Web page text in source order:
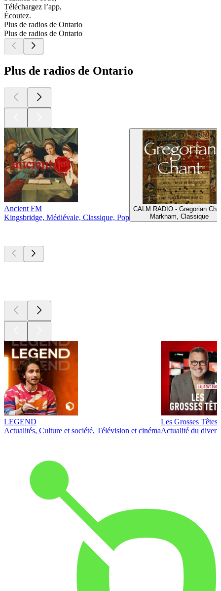
Téléchargez l’app,
Écoutez.
Plus de radios de Ontario
Plus de radios de Ontario
Plus de radios de Ontario
Ancient FM
Kingsbridge, Médiévale, Classique, Pop
CALM RADIO - Gregorian
Markham, Classique
LEGEND
Actualités, Culture et société, Télévision et cinéma
Les Grosses Têtes
Actualité du